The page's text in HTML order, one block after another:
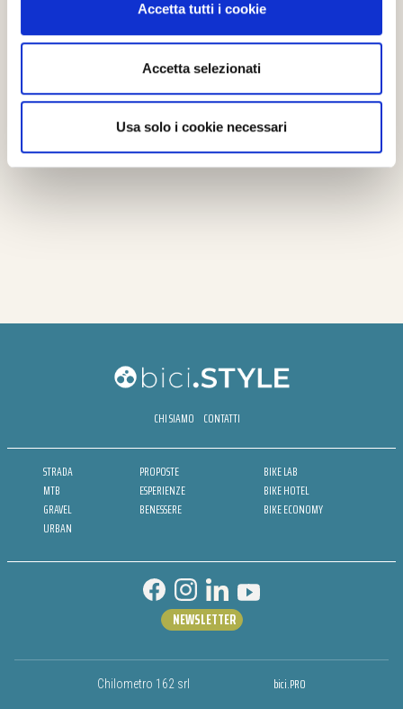
Accetta tutti i cookie
Accetta selezionati
Usa solo i cookie necessari
CHI SIAMO CONTATTI
STRADA
MTB
GRAVEL
URBAN
PROPOSTE
ESPERIENZE
BENESSERE
BIKE LAB
BIKE HOTEL
BIKE ECONOMY
Chilometro 162 srl bici.PRO
NEWSLETTER